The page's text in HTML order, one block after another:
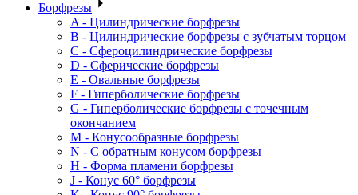
Борфрезы
A - Цилиндрические борфрезы
B - Цилиндрические борфрезы с зубчатым торцом
C - Сфероцилиндрические борфрезы
D - Сферические борфрезы
E - Овальные борфрезы
F - Гиперболические борфрезы
G - Гиперболические борфрезы с точечным
окончанием
M - Конусообразные борфрезы
N - С обратным конусом борфрезы
H - Форма пламени борфрезы
J - Конус 60° борфрезы